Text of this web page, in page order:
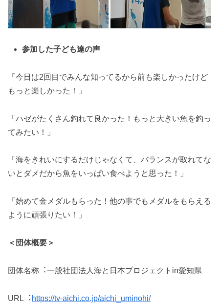
参加した子ども達の声
「今日は2回目でみんな知ってるから前も楽しかったけど
もっと楽しかった！」
「ハゼがたくさん釣れて良かった！もっと大きい魚を釣っ
てみたい！」
「海をきれいにするだけじゃなくて、バランスが取れてな
いとダメだから魚をいっぱい食べようと思った！」
「始めて金メダルもらった！他の事でもメダルをもらえる
ように頑張りたい！」
＜団体概要＞
団体名称︓一般社団法人海と日本プロジェクトin愛知県
URL︓ https://tv-aichi.co.jp/aichi_uminohi/